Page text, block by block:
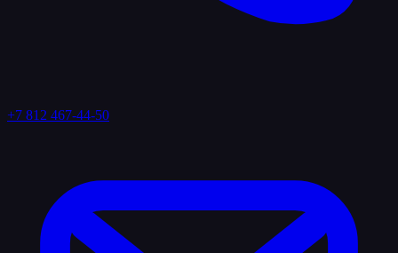
+7 812 467-44-50